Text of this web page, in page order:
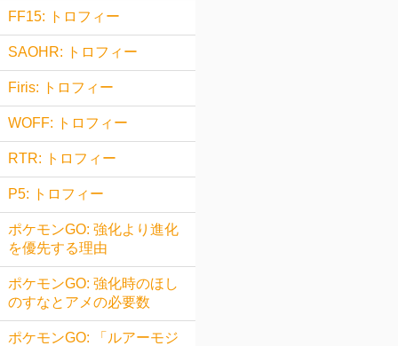
FF15: トロフィー
SAOHR: トロフィー
Firis: トロフィー
WOFF: トロフィー
RTR: トロフィー
P5: トロフィー
ポケモンGO: 強化より進化
を優先する理由
ポケモンGO: 強化時のほし
のすなとアメの必要数
ポケモンGO: 「ルアーモジ